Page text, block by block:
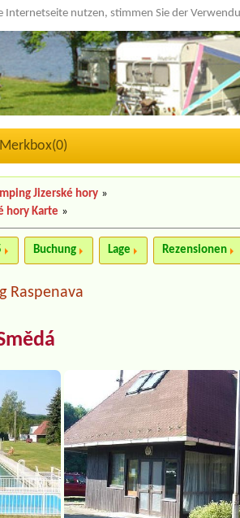
Internetseite nutzen, stimmen Sie der
Merkbox(0)
Jizerské hory »
hory Karte »
Buchung Lage Rezensionen
Raspenava